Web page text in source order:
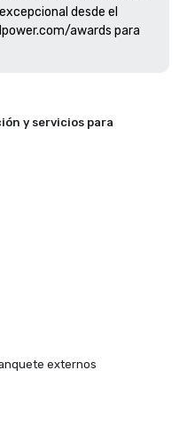
desde el
awards para
y servicios para
externos